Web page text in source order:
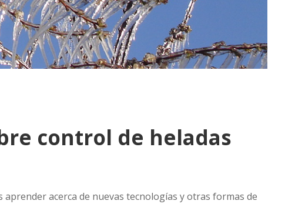
control de heladas
acerca de nuevas tecnologías y otras formas de